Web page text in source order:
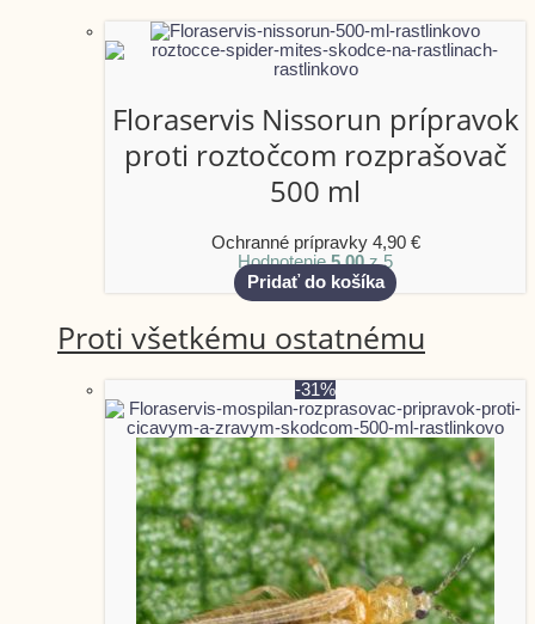
Floraservis Nissorun prípravok
proti roztočcom rozprašovač
500 ml
Ochranné prípravky 4,90 €
Hodnotenie5.00z 5
Pridať do košíka
Proti všetkému ostatnému
-31%